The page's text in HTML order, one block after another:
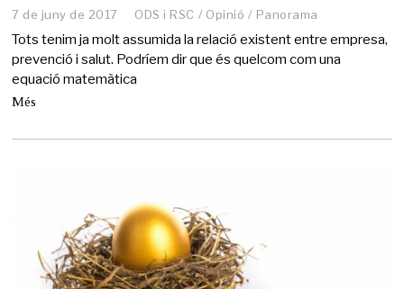
7 de juny de 2017
2
d
e
m
d
2
1
ODS i RSC / Opinió / Panorama
Tots tenim ja molt assumida la relació existent entre empresa,
prevenció i salut. Podríem dir que és quelcom com una
equació matemàtica
Més